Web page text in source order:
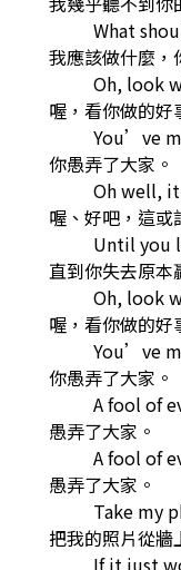
What
我應該做什麼，
Oh, look
喔，看你做的好
You’ve
你愚弄了大家。
Oh well,
喔、好吧，這或
Until you
直到你失去原本
Oh, look
喔，看你做的好
You’ve
你愚弄了大家。
A fool of
愚弄了大家。
A fool of
愚弄了大家。
Take my
把我的照片從牆
If it just